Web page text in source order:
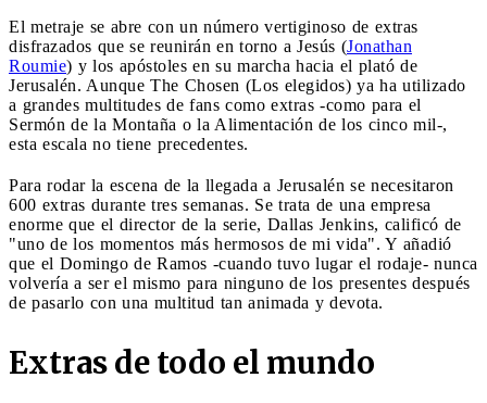
El metraje se abre con un número vertiginoso de extras
disfrazados que se reunirán en torno a Jesús (Jonathan
Roumie) y los apóstoles en su marcha hacia el plató de
Jerusalén. Aunque The Chosen (Los elegidos) ya ha utilizado
a grandes multitudes de fans como extras -como para el
Sermón de la Montaña o la Alimentación de los cinco mil-,
esta escala no tiene precedentes.
Para rodar la escena de la llegada a Jerusalén se necesitaron
600 extras durante tres semanas. Se trata de una empresa
enorme que el director de la serie, Dallas Jenkins, calificó de
"uno de los momentos más hermosos de mi vida". Y añadió
que el Domingo de Ramos -cuando tuvo lugar el rodaje- nunca
volvería a ser el mismo para ninguno de los presentes después
de pasarlo con una multitud tan animada y devota.
Extras de todo el mundo